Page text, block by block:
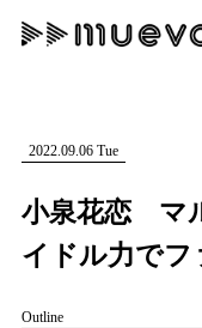
記事を検索する
"読者の声を形に
MENU
2022.09.06 Tue
小泉花恋 マ
イドル力でフ
Outline